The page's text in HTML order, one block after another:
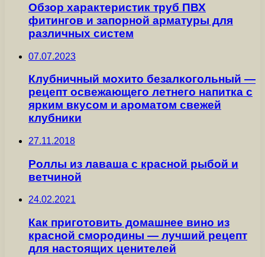
Обзор характеристик труб ПВХ
фитингов и запорной арматуры для
различных систем
07.07.2023
Клубничный мохито безалкогольный —
рецепт освежающего летнего напитка с
ярким вкусом и ароматом свежей
клубники
27.11.2018
Роллы из лаваша с красной рыбой и
ветчиной
24.02.2021
Как приготовить домашнее вино из
красной смородины — лучший рецепт
для настоящих ценителей